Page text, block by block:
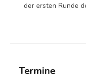
Termine
der ersten Runde